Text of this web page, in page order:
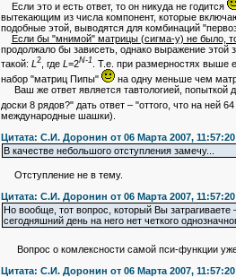
Если это и есть ответ, то он никуда не годится
вытекающим из числа компонент, которые
подобные этой, выводятся для комбинаций
Если бы "мнимой" матрицы (сигма-y) не было,
продолжало бы зависеть, однако выражение
такой: L 2, где L =2N-1. Т.е. при размерностях выше
набор "матриц Пипы"
на одну меньше чем
Ваш же ответ является тавтологией, попыткой
доски 8 рядов?" дать ответ – "оттого, что на ней
международные шашки).
Цитата: С.И. Доронин от 06 Марта 2007, 11:57:20
В качестве небольшого отступления замечу...
Отступление не в тему.
Цитата: С.И. Доронин от 06 Марта 2007, 11:57:20
Но вообще, тот вопрос, который Вы
сегодняшний день на него нет четкого
Вопрос о комлексности самой пси-функции
Цитата: С.И. Доронин от 06 Марта 2007, 11:57:20